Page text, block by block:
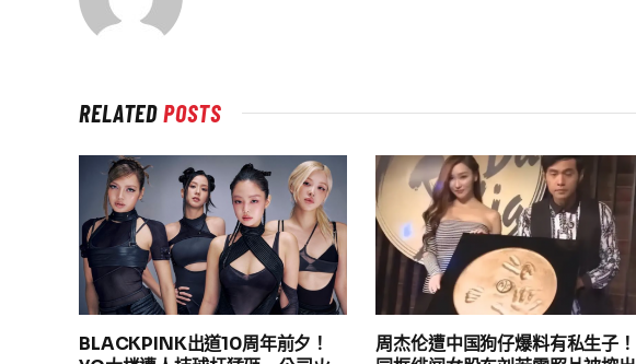
RELATEDPOSTS
BLACKPINK出道10周年前夕！
周杰伦遭中国狗仔爆料有私生子！